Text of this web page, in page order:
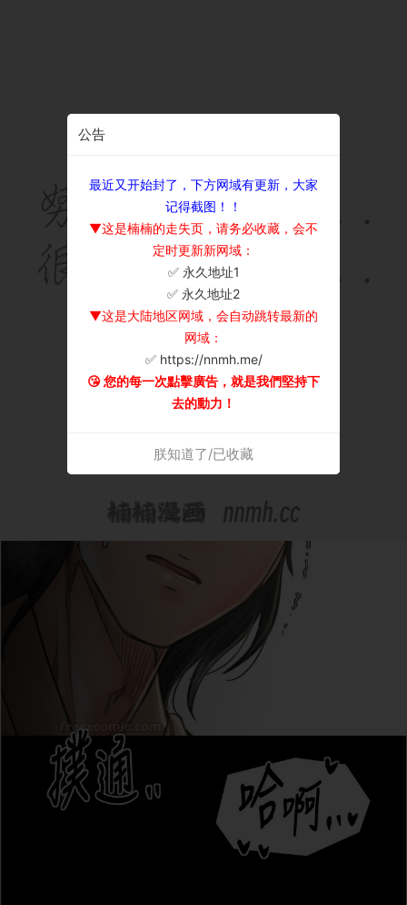
公告
最近又开始封了，下方网域有更新，大家
记得截图！！
▼这是楠楠的走失页，请务必收藏，会不
定时更新新网域：
✅ 永久地址1
✅ 永久地址2
▼这是大陆地区网域，会自动跳转最新的
网域：
✅ https://nnmh.me/
😘 您的每一次點擊廣告，就是我們堅持下
去的動力！
朕知道了/已收藏